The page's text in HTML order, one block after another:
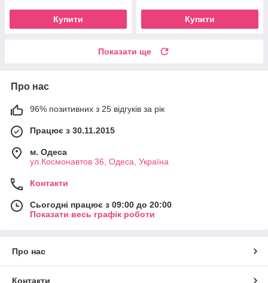
Купити Купити
Показати ще
Про нас
96% позитивних з 25 відгуків за рік
Працює з 30.11.2015
м. Одеса
ул.Космонавтов 36, Одеса, Україна
Контакти
Сьогодні працює з 09:00 до 20:00
Показати весь графік роботи
Про нас
Контакти